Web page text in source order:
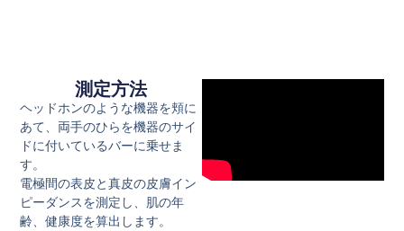
測定方法
ヘッドホンのような機器を頬に
あて、両手のひらを機器のサイ
ドに付いているバーに乗せま
す。
電極間の表皮と真皮の皮膚イン
ピーダンスを測定し、肌の年
齢、健康度を算出します。